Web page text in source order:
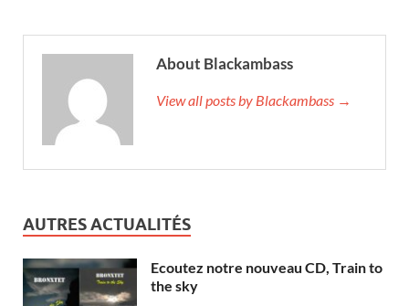
About Blackambass
View all posts by Blackambass →
AUTRES ACTUALITÉS
Ecoutez notre nouveau CD, Train to
the sky